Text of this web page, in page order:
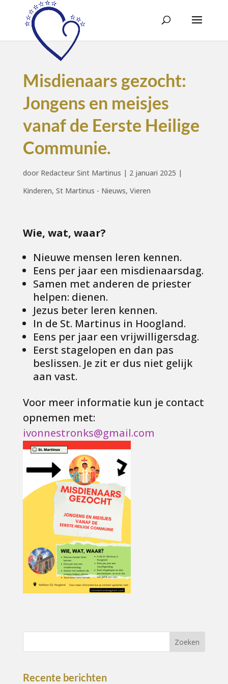
Misdienaars gezocht:
Jongens en meisjes
vanaf de Eerste Heilige
Communie.
door Redacteur Sint Martinus | 2 januari 2025 |
Kinderen, St Martinus - Nieuws, Vieren
Wie, wat, waar?
Nieuwe mensen leren kennen.
Eens per jaar een misdienaarsdag.
Samen met anderen de priester
helpen: dienen.
Jezus beter leren kennen.
In de St. Martinus in Hoogland.
Eens per jaar een vrijwilligersdag.
Eerst stagelopen en dan pas
beslissen. Je zit er dus niet gelijk
aan vast.
Voor meer informatie kun je contact
opnemen met:
ivonnestronks@gmail.com
Recente berichten